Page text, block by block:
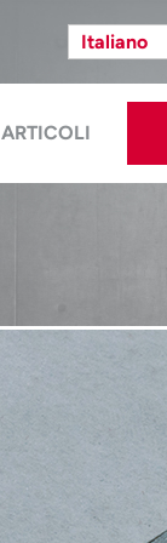
Italiano
ARTICOLI